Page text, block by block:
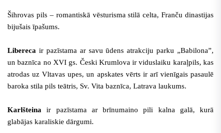
Šihrovas pils – romantiskā vēsturisma stilā celta, Franču dinastijas
bijušais īpašums.
Libereca ir pazīstama ar savu ūdens atrakciju parku „Babilona”,
un baznīca no XVI gs. Česki Krumlova ir viduslaiku karaļpils, kas
atrodas uz Vltavas upes, un apskates vērts ir arī vienīgais pasaulē
baroka stila pils teātris, Sv. Vita baznīca, Latrava laukums.
Karlšteina ir pazīstama ar brīnumaino pili kalna galā, kurā
glabājas karaliskie dārgumi.